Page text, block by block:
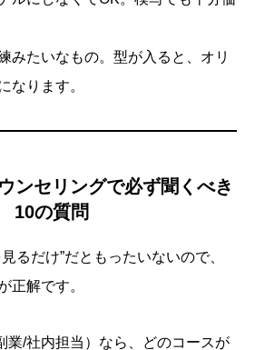
みたいなもの。型が入ると、オリ
なります。
ンセリングで必ず聞くべき
10の質問
るだけ”だともったいないので、
正解です。
業/社内担当）なら、どのコースが